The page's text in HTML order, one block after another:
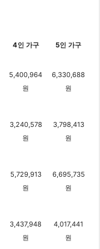
4인 가구 5인 가구
5,400,964
원
6,330,688
원
3,240,578
원
3,798,413
원
5,729,913
원
6,695,735
원
3,437,948
원
4,017,441
원